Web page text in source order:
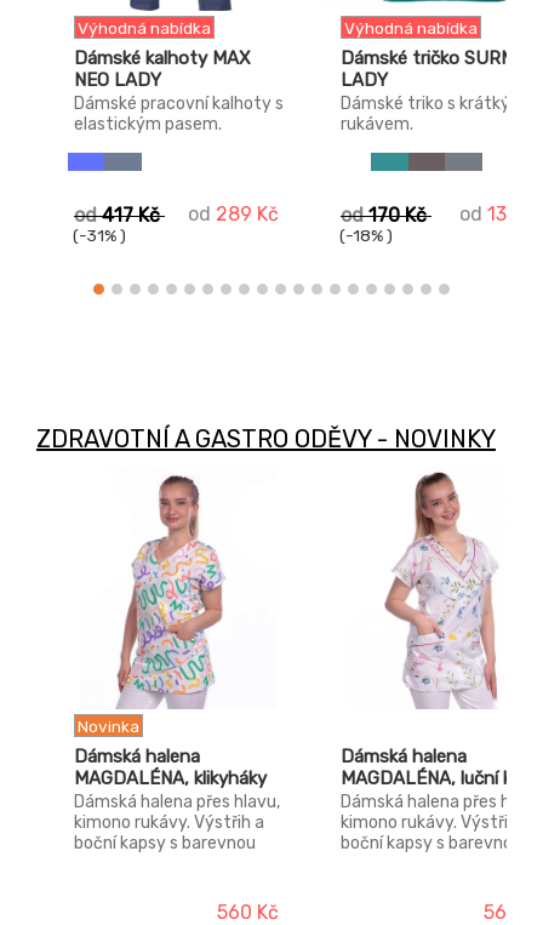
Výhodná nabídka
Dámské kalhoty MAX
NEO LADY
Dámské pracovní kalhoty s
elastickým pasem.
od417 Kč
(-31% )
od 289 Kč
Výhodná nabídka
Dámské tričko SURMA
LADY
Dámské triko s krátkým
rukávem.
od170 Kč
(-18% )
od 139
ZDRAVOTNÍ A GASTRO ODĚVY - NOVINKY
Novinka
Dámská halena
MAGDALÉNA, klikyháky
Dámská halena přes hlavu,
kimono rukávy. Výstřih a
boční kapsy s barevnou
560 Kč
Dámská halena
MAGDALÉNA, luční kvítí
Dámská halena přes
kimono rukávy. Výstřih a
boční kapsy s barevnou
560